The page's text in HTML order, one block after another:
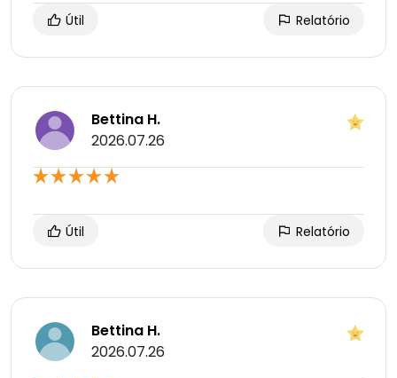
Útil Relatório
Bettina H.
2026.07.26
Útil Relatório
Bettina H.
2026.07.26